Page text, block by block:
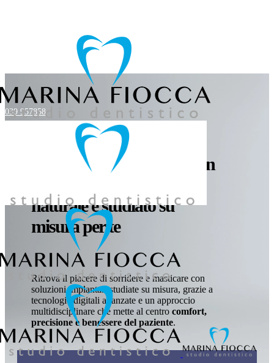
039 957858
Impianto Dentale a Cremella
DENTI MANCANTI? Un
naturale e studiato su
misura per te
Ritrova il piacere di sorridere e masticare con
soluzioni implantari studiate su misura, grazie a
tecnologie digitali avanzate e un approccio
multidisciplinare che mette al centrocomfort,
precisione e benessere del paziente.